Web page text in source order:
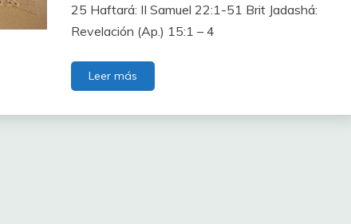
25 Haftará: II Samuel 22:1-51 Brit Jadashá:
Revelación (Ap.) 15:1 – 4
Leer más